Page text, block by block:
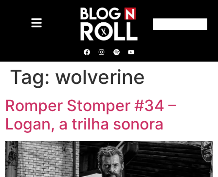
Tag: wolverine
Romper Stomper #34 –
Logan, a trilha sonora